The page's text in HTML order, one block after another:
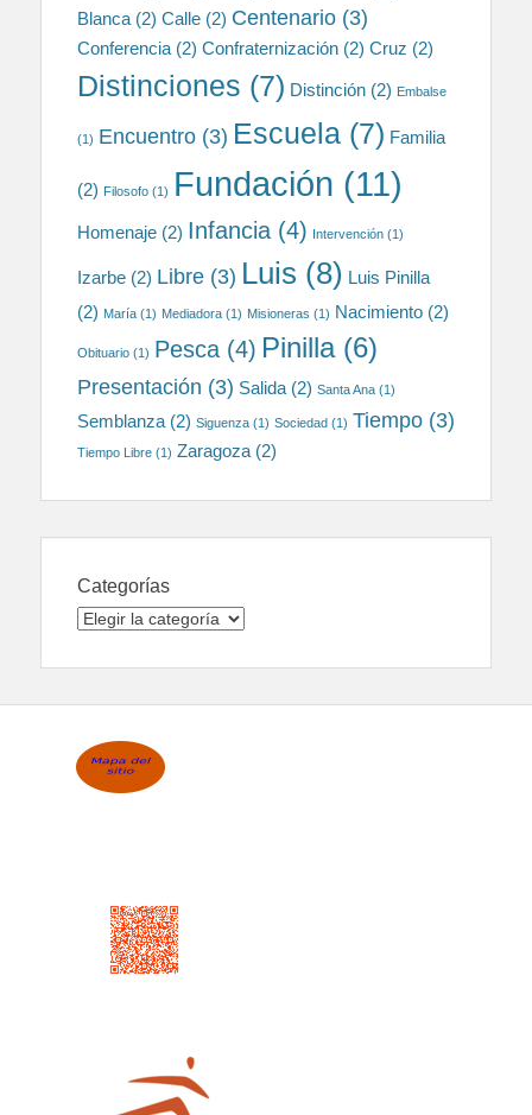
Blanca (2) Calle (2) Centenario (3)
Conferencia (2) Confraternización (2) Cruz (2)
Distinciones (7) Distinción (2) Embalse
(1) Encuentro (3) Escuela (7) Familia
(2) Filosofo (1) Fundación (11)
Homenaje (2) Infancia (4) Intervención (1)
Izarbe (2) Libre (3) Luis (8) Luis Pinilla
(2) María (1) Mediadora (1) Misioneras (1) Nacimiento (2)
Obituario (1) Pesca (4) Pinilla(6)
Presentación (3) Salida (2) Santa Ana (1)
Semblanza (2) Siguenza (1) Sociedad (1) Tiempo (3)
Tiempo Libre (1) Zaragoza (2)
Categorías
Categorías